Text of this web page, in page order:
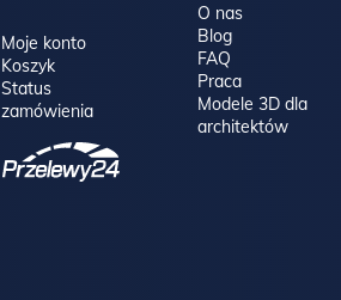
Moje konto
Koszyk
Status
zamówienia
O nas
Blog
FAQ
Praca
Modele 3D dla
architektów